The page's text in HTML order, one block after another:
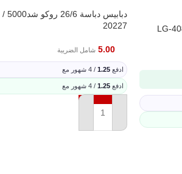
20227
5.00 شامل الضريبة
ادفع 1.25 / 4 شهور مع
ادفع 1.25 / 4 شهور مع
إضافة إلى السلة